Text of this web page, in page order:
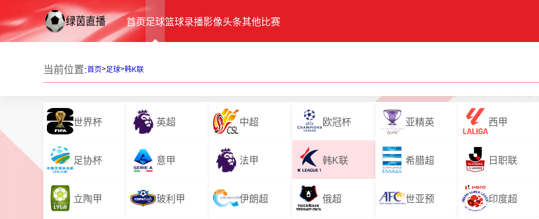
首页足球篮球录播影像头条其他比赛
当前位置:首页>足球>韩K联
世界杯 英超 中超 欧冠杯 亚精英 西甲
足协杯 意甲 法甲 韩K联 希腊超 日职联
立陶甲 玻利甲 伊朗超 俄超 世亚预 印度超